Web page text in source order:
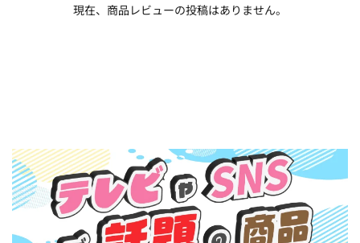
現在、商品レビューの投稿はありません。